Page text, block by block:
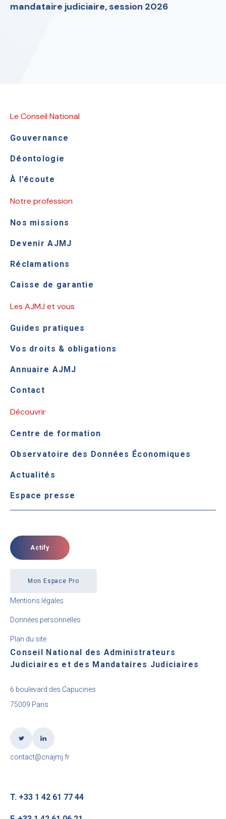
mandataire judiciaire, session 2026
Le Conseil National
Gouvernance
Déontologie
À l’écoute
Notre profession
Nos missions
Devenir AJMJ
Réclamations
Caisse de garantie
Les AJMJ et vous
Guides pratiques
Vos droits & obligations
Annuaire AJMJ
Contact
Découvrir
Centre de formation
Observatoire des Données Économiques
Actualités
Espace presse
Actify
Mon Espace Pro
Mentions légales
Données personnelles
Plan du site
Conseil National des Administrateurs
Judiciaires et des Mandataires Judiciaires
6 boulevard des Capucines
75009 Paris
contact@cnajmj.fr
T. +33 1 42 61 77 44